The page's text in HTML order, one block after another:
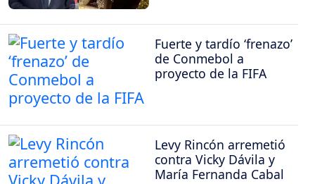
Fuerte y tardío ‘frenazo’
de Conmebol a
proyecto de la FIFA
Levy Rincón arremetió
contra Vicky Dávila y
María Fernanda Cabal